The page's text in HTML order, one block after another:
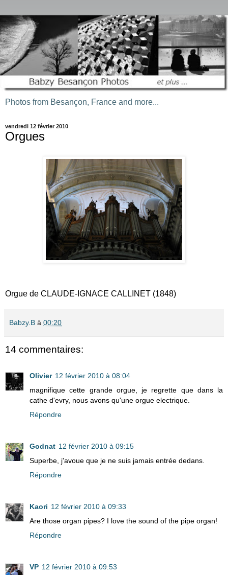
Photos from Besançon, France and more...
vendredi 12 février 2010
Orgues
Orgue de CLAUDE-IGNACE CALLINET (1848)
Babzy.B à 00:20
14 commentaires:
Olivier 12 février 2010 à 08:04
magnifique cette grande orgue, je regrette que dans la
cathe d'evry, nous avons qu'une orgue electrique.
Répondre
Godnat 12 février 2010 à 09:15
Superbe, j'avoue que je ne suis jamais entrée dedans.
Répondre
Kaori 12 février 2010 à 09:33
Are those organ pipes? I love the sound of the pipe organ!
Répondre
VP 12 février 2010 à 09:53